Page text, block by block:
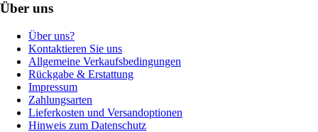
Über uns
Über uns?
Kontaktieren Sie uns
Allgemeine Verkaufsbedingungen
Rückgabe & Erstattung
Impressum
Zahlungsarten
Lieferkosten und Versandoptionen
Hinweis zum Datenschutz